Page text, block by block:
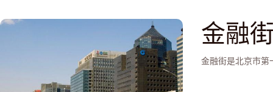
金融
金融街是北京市第